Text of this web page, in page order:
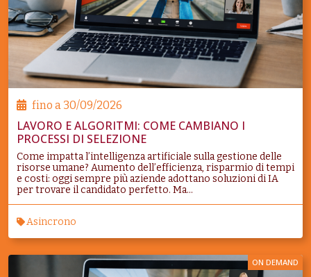
fino a30/09/2026
LAVORO E ALGORITMI: COME CAMBIANO I
PROCESSI DI SELEZIONE
Come impatta l’intelligenza artificiale sulla gestione delle
risorse umane? Aumento dell’efficienza, risparmio di tempi
e costi: oggi sempre più aziende adottano soluzioni di IA
per trovare il candidato perfetto. Ma...
Asincrono
ON DEMAND